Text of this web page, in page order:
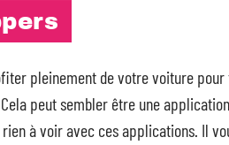
pleinement de votre voiture pour
peut sembler être une
rien à voir avec ces applications. Il